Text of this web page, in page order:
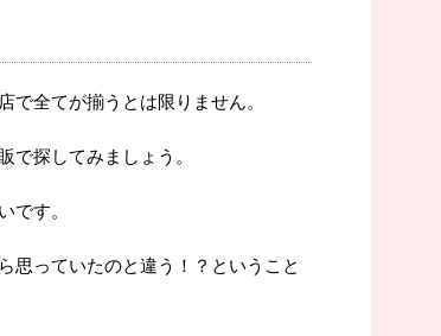
全てが揃うとは限りません。
で探してみましょう。
です。
思っていたのと違う！？ということ